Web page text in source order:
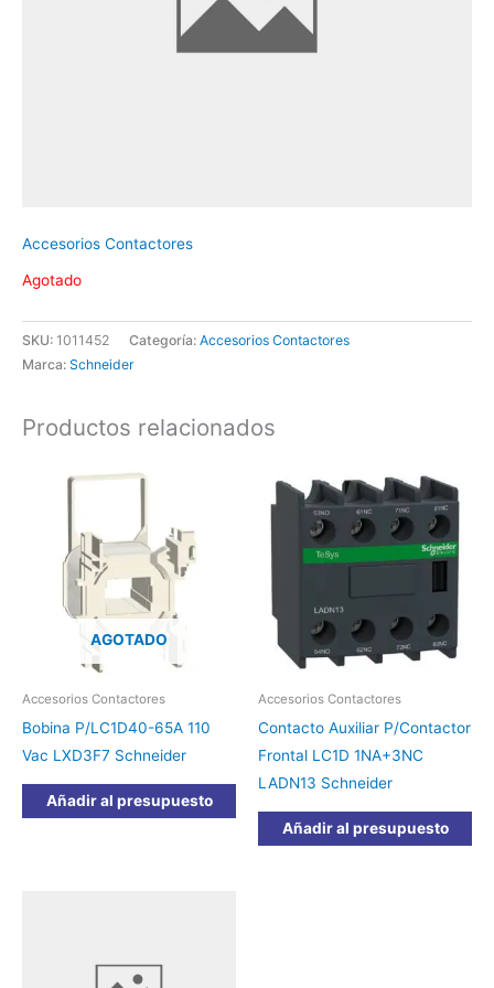
Accesorios Contactores
Agotado
SKU: 1011452 Categoría: Accesorios Contactores
Marca: Schneider
Productos relacionados
AGOTADO
Accesorios Contactores
Bobina P/LC1D40-65A 110
Vac LXD3F7 Schneider
Añadir al presupuesto
Accesorios Contactores
Contacto Auxiliar P/Contactor
Frontal LC1D 1NA+3NC
LADN13 Schneider
Añadir al presupuesto